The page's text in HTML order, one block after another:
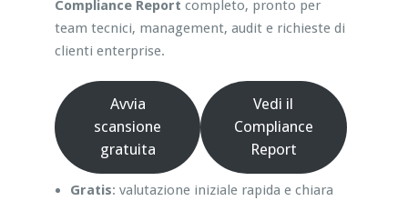
Compliance Report completo, pronto per
team tecnici, management, audit e richieste di
clienti enterprise.
Avvia
scansione
gratuita
Vedi il
Compliance
Report
Gratis: valutazione iniziale rapida e chiara